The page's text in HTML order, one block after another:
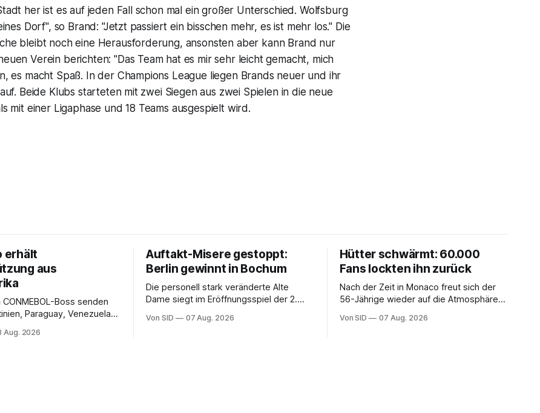
her ist es auf jeden Fall schon mal ein großer Unterschied. Wolfsburg
Dorf", so Brand: "Jetzt passiert ein bisschen mehr, es ist mehr los." Die
bleibt noch eine Herausforderung, ansonsten aber kann Brand nur
Verein berichten: "Das Team hat es mir sehr leicht gemacht, mich
es macht Spaß. In der Champions League liegen Brands neuer und ihr
Beide Klubs starteten mit zwei Siegen aus zwei Spielen in die neue
mit einer Ligaphase und 18 Teams ausgespielt wird.
erhält
aus
Boss senden
Paraguay, Venezuela
Aug. 2026
Auftakt-Misere gestoppt:
Berlin gewinnt in Bochum
Die personell stark veränderte Alte
Dame siegt im Eröffnungsspiel der 2.
Von SID 07 Aug. 2026
Hütter schwärmt: 60.000
Fans lockten ihn zurück
Nach der Zeit in Monaco freut sich der
56-Jährige wieder auf die Atmosphäre in
Von SID 07 Aug. 2026